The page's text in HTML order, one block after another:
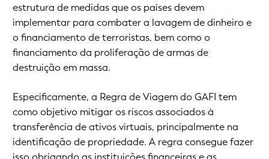
estrutura de medidas que os países devem
implementar para combater a lavagem de dinheiro e
o financiamento de terroristas, bem como o
financiamento da proliferação de armas de
destruição em massa.
Especificamente, a Regra de Viagem do GAFI tem
como objetivo mitigar os riscos associados à
transferência de ativos virtuais, principalmente na
identificação de propriedade. A regra consegue fazer